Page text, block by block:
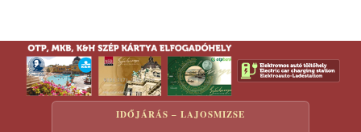
IDŐJÁRÁS – LAJOSMIZSE